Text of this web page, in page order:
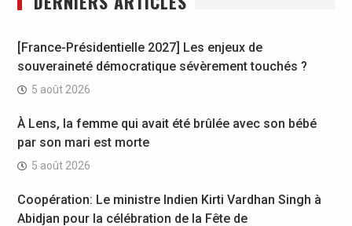
[France-Présidentielle 2027] Les enjeux de
souveraineté démocratique sévèrement touchés ?
5 août 2026
À Lens, la femme qui avait été brûlée avec son bébé
par son mari est morte
5 août 2026
Coopération: Le ministre Indien Kirti Vardhan Singh à
Abidjan pour la célébration de la Fête de